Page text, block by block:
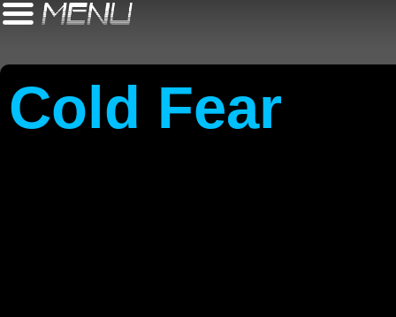
Cold Fear